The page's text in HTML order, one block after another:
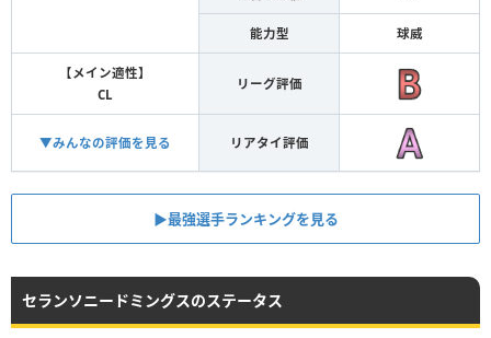
能力型 球威
【メイン適性】
CL
リーグ評価
▼みんなの評価を見る リアタイ評価
▶︎最強選手ランキングを見る
セランソニードミングスのステータス